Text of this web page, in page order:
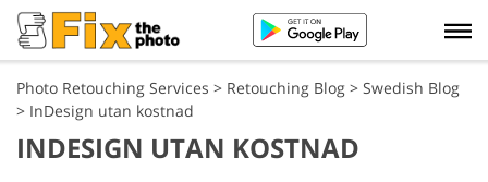
Photo Retouching Services > Retouching Blog > Swedish Blog
> InDesign utan kostnad
INDESIGN UTAN KOSTNAD